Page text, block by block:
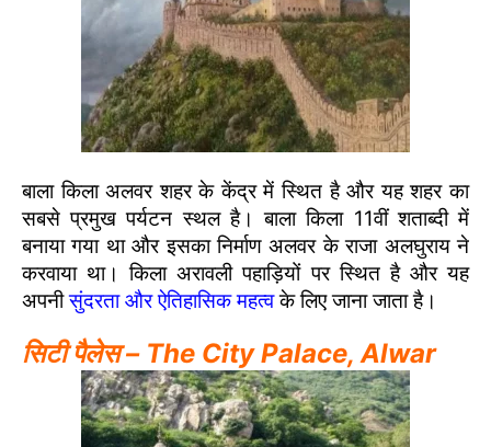
बाला किला अलवर शहर के केंद्र में स्थित है और यह शहर का
सबसे प्रमुख पर्यटन स्थल है। बाला किला 11वीं शताब्दी में
बनाया गया था और इसका निर्माण अलवर के राजा अलघुराय ने
करवाया था। किला अरावली पहाड़ियों पर स्थित है और यह
अपनीसुंदरता और ऐतिहासिक महत्वके लिए जाना जाता है।
सिटी पैलेस – The City Palace, Alwar